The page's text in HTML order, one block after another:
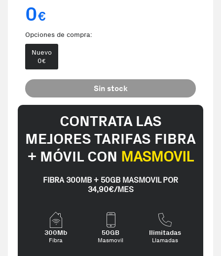
0€
Opciones de compra:
Nuevo
0€
Sin stock
CONTRATA LAS
MEJORES TARIFAS FIBRA
+ MÓVIL CON MASMOVIL
FIBRA 300MB + 50GB MASMOVIL POR
34,90€/MES
300Mb
Fibra
50GB
Masmovil
Ilimitadas
Llamadas